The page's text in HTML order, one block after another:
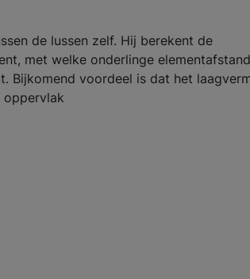
de lussen zelf. Hij berekent de
met welke onderlinge elementafstand
Bijkomend voordeel is dat het
oppervlak